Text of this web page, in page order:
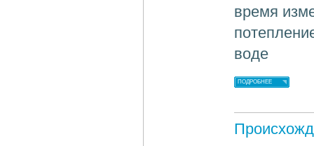
время
воде
ПОДРОБНЕЕ